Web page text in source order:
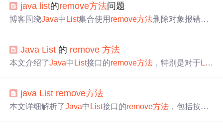
例，展示了如何使用ArrayList的remove
可能抛出的异常，如IndexOutOfBoundsException和Unsuppo
java list的remove方法问题
博客围绕Java中 List集合使用 remove方法删除对象报错问
删、用iterator删除等，还强调使用
入类型。
Java List 的 remove 方法
本文介绍了Java中 List接口的remove方法 ，特别是对于List
除下标为1的元素（即值为2的元素），输出结果为[1, 3]。
理解这一行为对于Java集合操作至关重要。
java List remove方法
本文详细解析了Java中 List接口的remove方法 ，包括按索